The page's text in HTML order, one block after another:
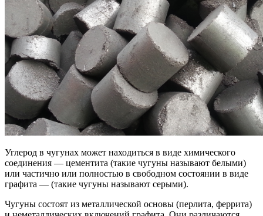
Углерод в чугунах может находиться в виде химического
соединения — цементита (такие чугуны называют белыми)
или частично или полностью в свободном состоянии в виде
графита — (такие чугуны называют серыми).
Чугуны состоят из металлической основы (перлита, феррита)